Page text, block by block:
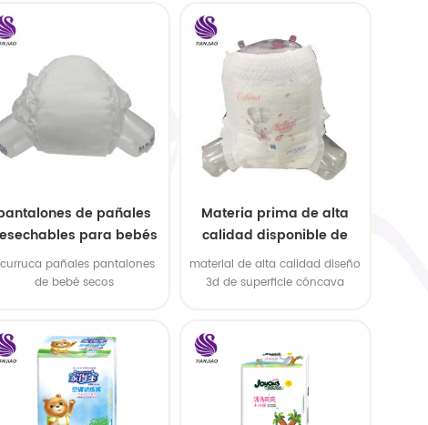
de pañales
para bebés
estilo fácil
pañales pantalones
de bebé secos
Materia prima de alta
calidad disponible de
bajo precio para pañales
de bebé
material de alta calidad diseño
3d de superficie cóncava